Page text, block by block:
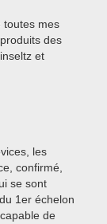
toutes mes
des
et
les
confirmé,
se sont
1er échelon
de